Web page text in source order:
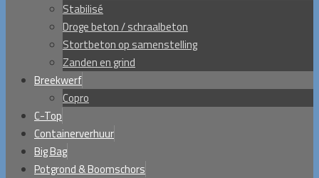
Stabilisé
Droge beton / schraalbeton
Stortbeton op samenstelling
Zanden en grind
Breekwerf
Copro
C-Top
Containerverhuur
Big Bag
Potgrond & Boomschors